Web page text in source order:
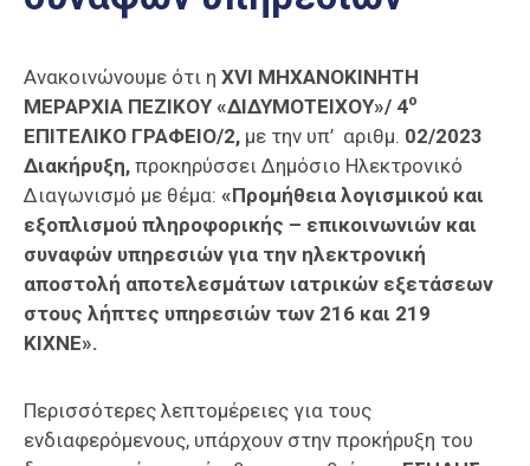
Ανακοινώνουμε ότι η XVI MΗΧΑΝΟΚΙΝΗΤΗ
MΕΡΑΡΧΙΑ ΠΕΖΙΚΟΥ «ΔΙΔΥΜΟΤΕΙΧΟΥ»/ 4ο
ΕΠΙΤΕΛΙΚΟ ΓΡΑΦΕΙΟ/2, με την υπ’ αριθμ. 02/2023
Διακήρυξη, προκηρύσσει Δημόσιο Ηλεκτρονικό
Διαγωνισμό με θέμα: «Προμήθεια λογισμικού και
εξοπλισμού πληροφορικής – επικοινωνιών και
συναφών υπηρεσιών για την ηλεκτρονική
αποστολή αποτελεσμάτων ιατρικών εξετάσεων
στους λήπτες υπηρεσιών των 216 και 219
ΚΙΧΝΕ».
Περισσότερες λεπτομέρειες για τους
ενδιαφερόμενους, υπάρχουν στην προκήρυξη του